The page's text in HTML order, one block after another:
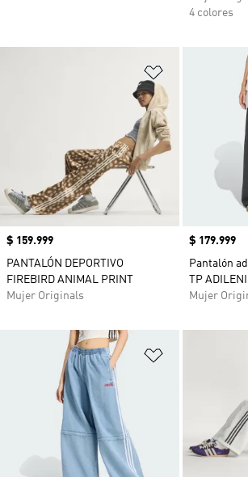
4 colores
Añadir a la
Precio
$ 159.999
PANTALÓN DEPORTIVO
FIREBIRD ANIMAL PRINT
Mujer Originals
Precio
$ 179.999
Pantalón
TP
Mujer